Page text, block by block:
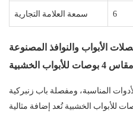
سمعة العلامة التجارية 6
الأبواب والنوافذ المصنوعة
المناسبة، ومفصلة باب زنبركية
المقاوم للصدأ مقاس 4 بوصات للأبواب الخشبية تُعد إضافة مثالية